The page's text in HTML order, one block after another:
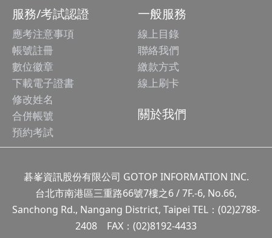
服務/考試認證
應考注意事項
帳號註冊
數位徽章
下載電子證書
修改姓名
合併帳號
預約考試
一般服務
線上目錄
聯絡我們
繳款方式
線上刷卡
關於我們
碁峯資訊股份有限公司 GOTOP INFORMATION INC.
台北市南港區三重路66號7樓之6 / 7F.-6, No.66,
Sanchong Rd., Nangang District, Taipei TEL：(02)2788-
2408 FAX：(02)8192-4433